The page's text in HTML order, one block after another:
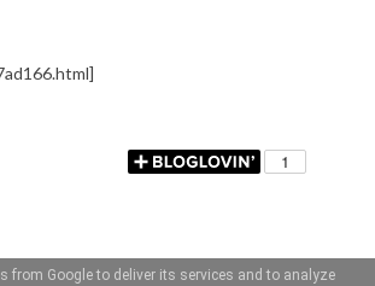
from Google to deliver its services and to analyze